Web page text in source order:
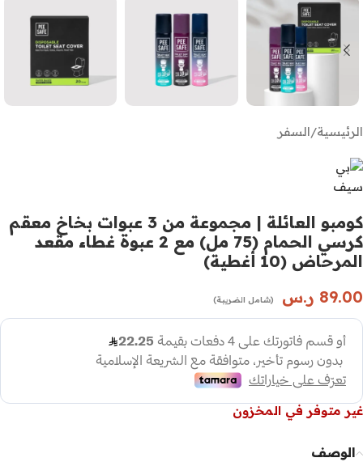
الرئيسية/السفر
كومبو العائلة | مجموعة من 3 عبوات بخاخ معقم
كرسي الحمام (75 مل) مع 2 عبوة غطاء مقعد
المرحاض (10 أغطية)
89.00 ر.س (شامل الضريبة)
غير متوفر في المخزون
الوصف